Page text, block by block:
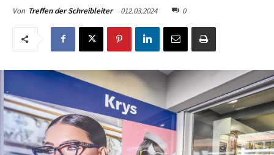
Von Treffen der Schreibleiter 012.03.2024 0